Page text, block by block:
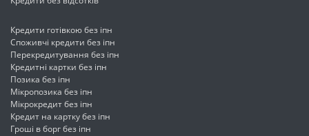
Кредити готівкою без іпн
Споживчі кредити без іпн
Перекредитування без іпн
Кредитні картки без іпн
Позика без іпн
Мікропозика без іпн
Мікрокредит без іпн
Кредит на картку без іпн
Гроші в борг без іпн